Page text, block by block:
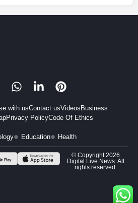
with usContact usVideos Business
Privacy PolicyCode Of Ethics
Education Health
© Copyright 2026
Digital Live News. All
rights reserved.